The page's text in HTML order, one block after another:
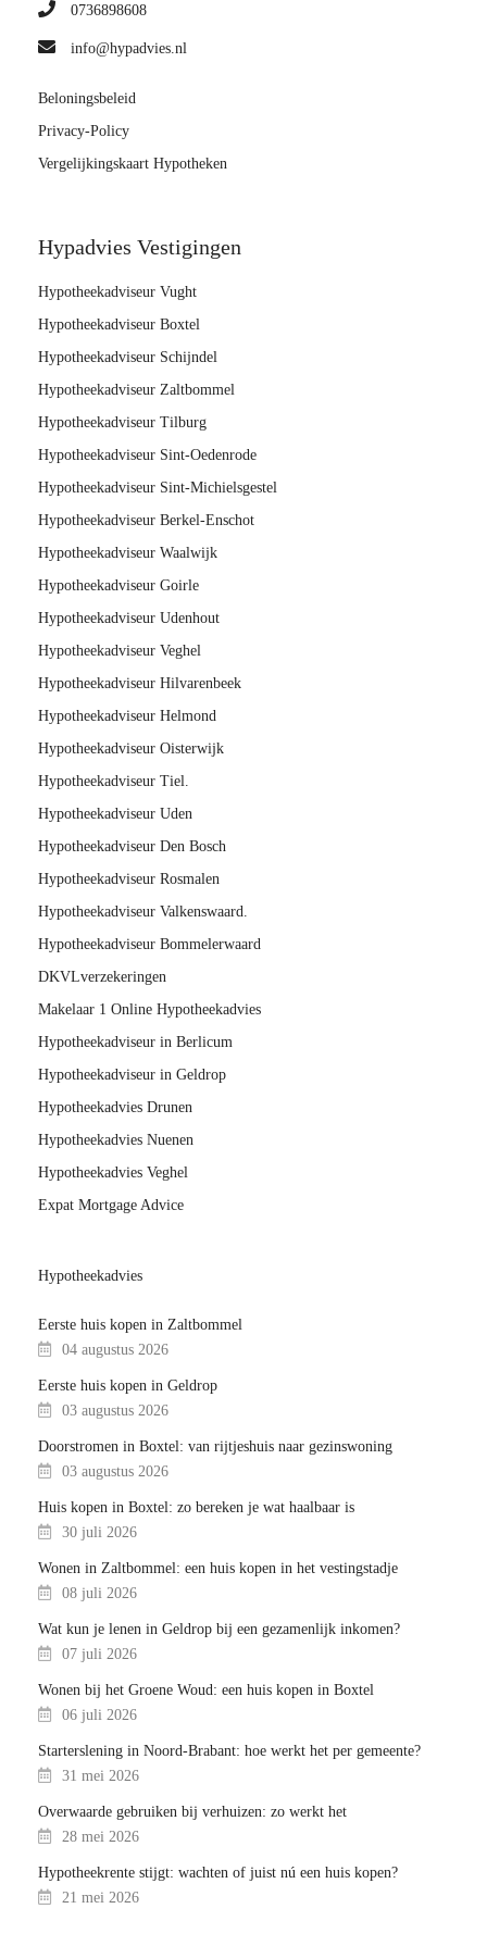
0736898608
info@hypadvies.nl
Beloningsbeleid
Privacy-Policy
Vergelijkingskaart Hypotheken
Hypadvies Vestigingen
Hypotheekadviseur Vught
Hypotheekadviseur Boxtel
Hypotheekadviseur Schijndel
Hypotheekadviseur Zaltbommel
Hypotheekadviseur Tilburg
Hypotheekadviseur Sint-Oedenrode
Hypotheekadviseur Sint-Michielsgestel
Hypotheekadviseur Berkel-Enschot
Hypotheekadviseur Waalwijk
Hypotheekadviseur Goirle
Hypotheekadviseur Udenhout
Hypotheekadviseur Veghel
Hypotheekadviseur Hilvarenbeek
Hypotheekadviseur Helmond
Hypotheekadviseur Oisterwijk
Hypotheekadviseur Tiel.
Hypotheekadviseur Uden
Hypotheekadviseur Den Bosch
Hypotheekadviseur Rosmalen
Hypotheekadviseur Valkenswaard.
Hypotheekadviseur Bommelerwaard
DKVLverzekeringen
Makelaar 1 Online Hypotheekadvies
Hypotheekadviseur in Berlicum
Hypotheekadviseur in Geldrop
Hypotheekadvies Drunen
Hypotheekadvies Nuenen
Hypotheekadvies Veghel
Expat Mortgage Advice
Hypotheekadvies
Eerste huis kopen in Zaltbommel
04 augustus 2026
Eerste huis kopen in Geldrop
03 augustus 2026
Doorstromen in Boxtel: van rijtjeshuis naar gezinswoning
03 augustus 2026
Huis kopen in Boxtel: zo bereken je wat haalbaar is
30 juli 2026
Wonen in Zaltbommel: een huis kopen in het vestingstadje
08 juli 2026
Wat kun je lenen in Geldrop bij een gezamenlijk inkomen?
07 juli 2026
Wonen bij het Groene Woud: een huis kopen in Boxtel
06 juli 2026
Starterslening in Noord-Brabant: hoe werkt het per gemeente?
31 mei 2026
Overwaarde gebruiken bij verhuizen: zo werkt het
28 mei 2026
Hypotheekrente stijgt: wachten of juist nú een huis kopen?
21 mei 2026